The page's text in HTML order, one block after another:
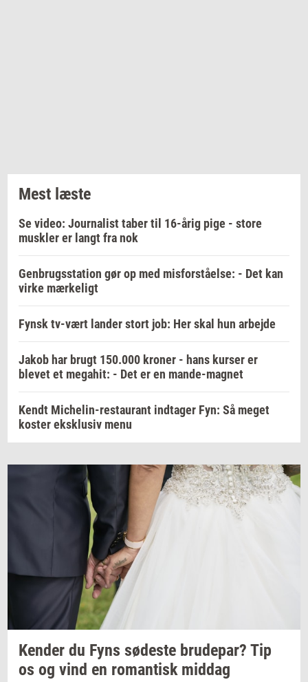
Mest læste
Se video: Journalist taber til 16-årig pige - store
muskler er langt fra nok
Genbrugsstation gør op med misforståelse: - Det kan
virke mærkeligt
Fynsk tv-vært lander stort job: Her skal hun arbejde
Jakob har brugt 150.000 kroner - hans kurser er
blevet et megahit: - Det er en mande-magnet
Kendt Michelin-restaurant indtager Fyn: Så meget
koster eksklusiv menu
Ken­der du Fyns sø­de­ste bru­de­par? Tip
os og vind en ro­man­tisk mid­dag